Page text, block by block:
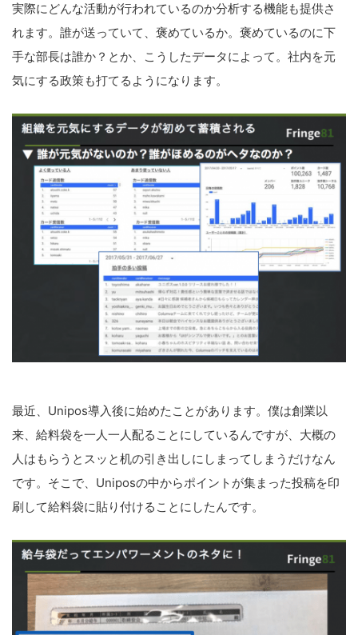
実際にどんな活動が行われているのか分析する機能も提供さ
れます。誰が送っていて、褒めているか。褒めているのに下
手な部長は誰か？とか、こうしたデータによって。社内を元
気にする政策も打てるようになります。
最近、Unipos導入後に始めたことがあります。僕は創業以
来、給料袋を一人一人配ることにしているんですが、大概の
人はもらうとスッと机の引き出しにしまってしまうだけなん
です。そこで、Uniposの中からポイントが集まった投稿を印
刷して給料袋に貼り付けることにしたんです。